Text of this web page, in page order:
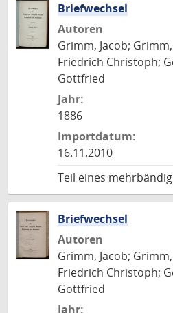
Briefwechsel
Autoren
Grimm, Jacob;
Friedrich Christoph;
Gottfried
Jahr:
1886
Importdatum:
16.11.2010
Teil eines
Briefwechsel
Autoren
Grimm, Jacob;
Friedrich Christoph;
Gottfried
Jahr: